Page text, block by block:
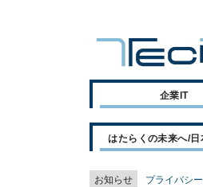
企業IT
はたらくの未来へ/日
お知らせ プライバシ